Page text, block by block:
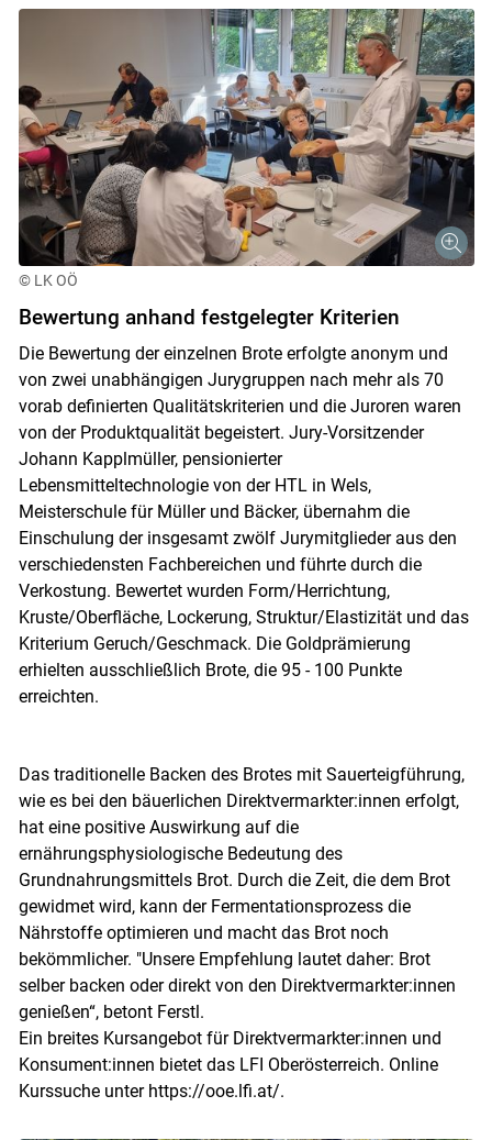
© LK OÖ
Bewertung anhand festgelegter Kriterien
Die Bewertung der einzelnen Brote erfolgte anonym und
von zwei unabhängigen Jurygruppen nach mehr als 70
vorab definierten Qualitätskriterien und die Juroren waren
von der Produktqualität begeistert. Jury-Vorsitzender
Johann Kapplmüller, pensionierter
Lebensmitteltechnologie von der HTL in Wels,
Meisterschule für Müller und Bäcker, übernahm die
Einschulung der insgesamt zwölf Jurymitglieder aus den
verschiedensten Fachbereichen und führte durch die
Verkostung. Bewertet wurden Form/Herrichtung,
Kruste/Oberfläche, Lockerung, Struktur/Elastizität und das
Kriterium Geruch/Geschmack. Die Goldprämierung
erhielten ausschließlich Brote, die 95 - 100 Punkte
erreichten.
Das traditionelle Backen des Brotes mit Sauerteigführung,
wie es bei den bäuerlichen Direktvermarkter:innen erfolgt,
hat eine positive Auswirkung auf die
ernährungsphysiologische Bedeutung des
Grundnahrungsmittels Brot. Durch die Zeit, die dem Brot
gewidmet wird, kann der Fermentationsprozess die
Nährstoffe optimieren und macht das Brot noch
bekömmlicher. "Unsere Empfehlung lautet daher: Brot
selber backen oder direkt von den Direktvermarkter:innen
genießen“, betont Ferstl.
Ein breites Kursangebot für Direktvermarkter:innen und
Konsument:innen bietet das LFI Oberösterreich. Online
Kurssuche unter https://ooe.lfi.at/.